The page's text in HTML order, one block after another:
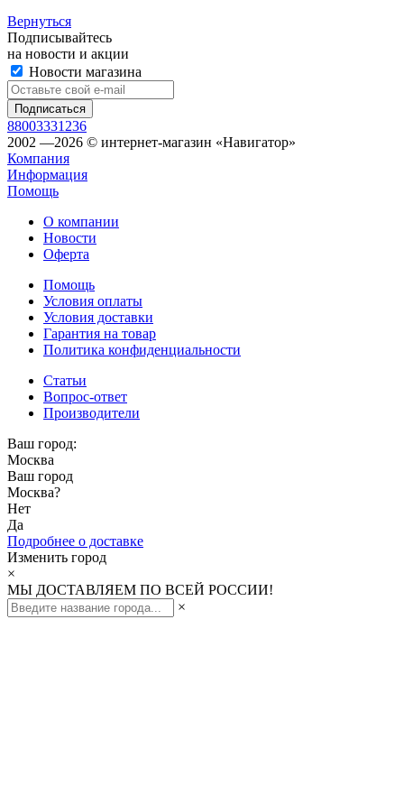
Вернуться
Подписывайтесь
на новости и акции
Новости магазина
88003331236
2002 —2026 © интернет-магазин «Навигатор»
Компания
Информация
Помощь
О компании
Новости
Оферта
Помощь
Условия оплаты
Условия доставки
Гарантия на товар
Политика конфиденциальности
Статьи
Вопрос-ответ
Производители
Ваш город:
Москва
Ваш город
Москва?
Нет
Да
Подробнее о доставке
Изменить город
×
МЫ ДОСТАВЛЯЕМ ПО ВСЕЙ РОССИИ!
×